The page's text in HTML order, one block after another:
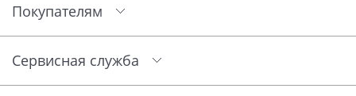
Покупателям
Сервисная служба